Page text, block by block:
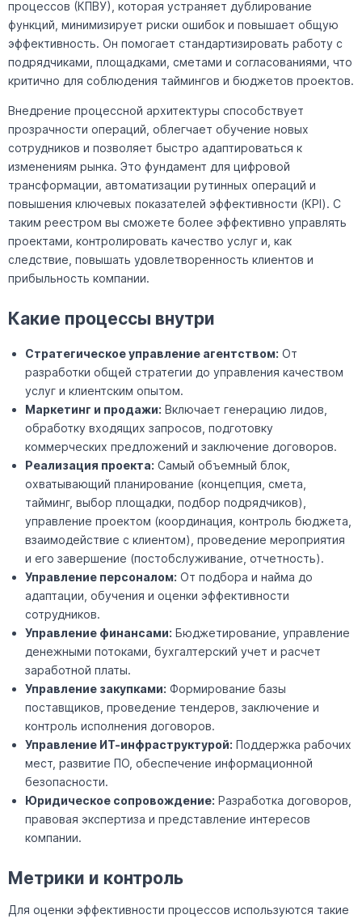
процессов (КПВУ), которая устраняет дублирование
функций, минимизирует риски ошибок и повышает общую
эффективность. Он помогает стандартизировать работу с
подрядчиками, площадками, сметами и согласованиями, что
критично для соблюдения таймингов и бюджетов проектов.
Внедрение процессной архитектуры способствует
прозрачности операций, облегчает обучение новых
сотрудников и позволяет быстро адаптироваться к
изменениям рынка. Это фундамент для цифровой
трансформации, автоматизации рутинных операций и
повышения ключевых показателей эффективности (KPI). С
таким реестром вы сможете более эффективно управлять
проектами, контролировать качество услуг и, как
следствие, повышать удовлетворенность клиентов и
прибыльность компании.
Какие процессы внутри
Стратегическое управление агентством: От
разработки общей стратегии до управления качеством
услуг и клиентским опытом.
Маркетинг и продажи: Включает генерацию лидов,
обработку входящих запросов, подготовку
коммерческих предложений и заключение договоров.
Реализация проекта: Самый объемный блок,
охватывающий планирование (концепция, смета,
тайминг, выбор площадки, подбор подрядчиков),
управление проектом (координация, контроль бюджета,
взаимодействие с клиентом), проведение мероприятия
и его завершение (постобслуживание, отчетность).
Управление персоналом: От подбора и найма до
адаптации, обучения и оценки эффективности
сотрудников.
Управление финансами: Бюджетирование, управление
денежными потоками, бухгалтерский учет и расчет
заработной платы.
Управление закупками: Формирование базы
поставщиков, проведение тендеров, заключение и
контроль исполнения договоров.
Управление ИТ-инфраструктурой: Поддержка рабочих
мест, развитие ПО, обеспечение информационной
безопасности.
Юридическое сопровождение: Разработка договоров,
правовая экспертиза и представление интересов
компании.
Метрики и контроль
Для оценки эффективности процессов используются такие